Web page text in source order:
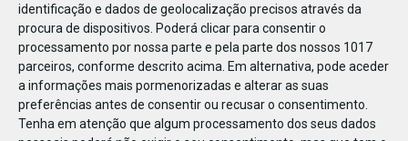
identificação e dados de geolocalização precisos através da
procura de dispositivos. Poderá clicar para consentir o
processamento por nossa parte e pela parte dos nossos 1017
parceiros, conforme descrito acima. Em alternativa, pode aceder
a informações mais pormenorizadas e alterar as suas
preferências antes de consentir ou recusar o consentimento.
Tenha em atenção que algum processamento dos seus dados
69653244358162